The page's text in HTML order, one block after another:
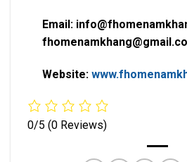
Email:
Website:
0/5 (0 Reviews)